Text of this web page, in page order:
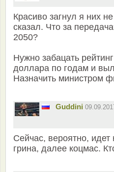
Красиво загнул я них
сказал. Что за
2050?
Нужно забацать
доллара по годам и
Назначить министром
Guddini
Сейчас, вероятно,
грина, далее коцмас.